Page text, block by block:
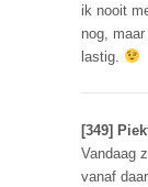
ik nooit
nog,
lastig.
[349]
Vandaag
vanaf